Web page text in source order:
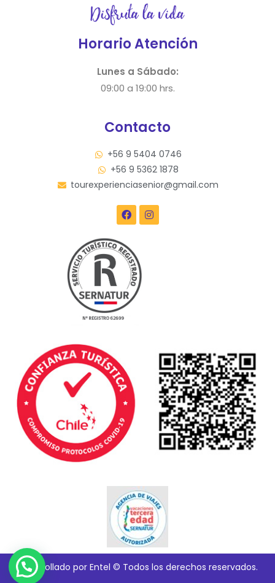
Horario Atención
Lunes a Sábado:
09:00 a 19:00 hrs.
Contacto
+56 9 5404 0746
+56 9 5362 1878
tourexperienciasenior@gmail.com
Desarrollado por Entel © Todos los derechos reservados.